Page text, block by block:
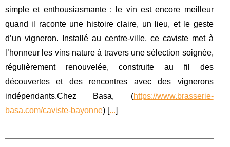
simple et enthousiasmante : le vin est encore meilleur
quand il raconte une histoire claire, un lieu, et le geste
d’un vigneron. Installé au centre-ville, ce caviste met à
l’honneur les vins nature à travers une sélection soignée,
régulièrement renouvelée, construite au fil des
découvertes et des rencontres avec des vignerons
indépendants.Chez Basa, (https://www.brasserie-
basa.com/caviste-bayonne) [...]